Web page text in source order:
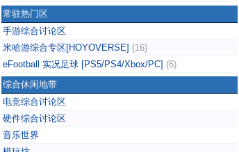
常驻热门区
手游综合讨论区
米哈游综合专区[HOYOVERSE] (16)
eFootball 实况足球 [PS5/PS4/Xbox/PC] (6)
综合休闲地带
电竞综合讨论区
硬件综合讨论区
音乐世界